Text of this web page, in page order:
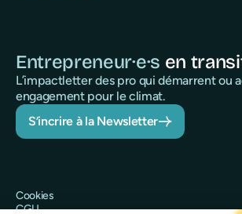
Entrepreneur·e·s en
L’impactletter des pro qui démarrent ou
engagement pour le climat.
S’incrire à la Newsletter
Cookies
CGU